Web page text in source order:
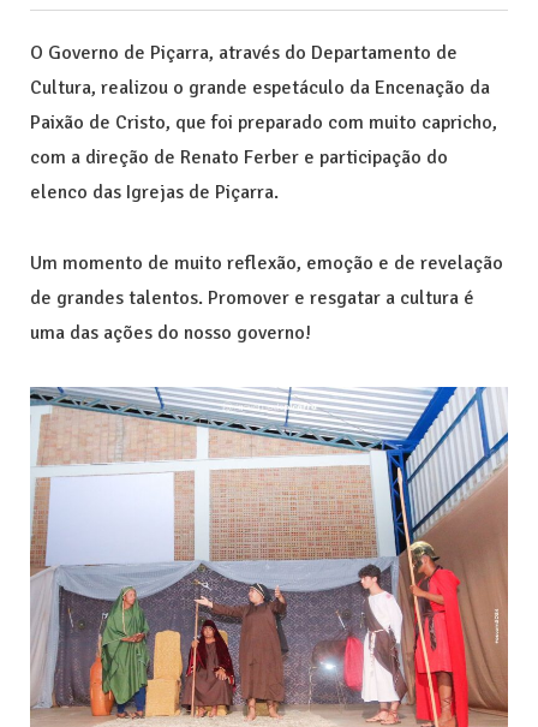
O Governo de Piçarra, através do Departamento de
Cultura, realizou o grande espetáculo da Encenação da
Paixão de Cristo, que foi preparado com muito capricho,
com a direção de Renato Ferber e participação do
elenco das Igrejas de Piçarra.
Um momento de muito reflexão, emoção e de revelação
de grandes talentos. Promover e resgatar a cultura é
uma das ações do nosso governo!